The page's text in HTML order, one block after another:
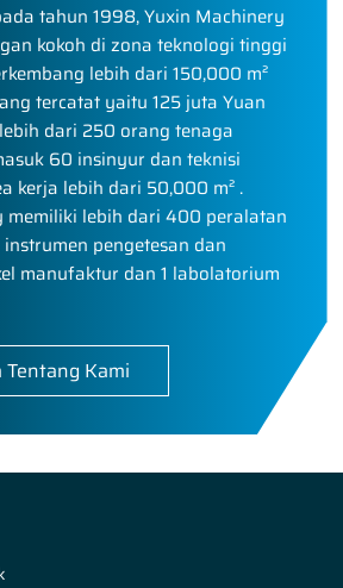
tahun 1998, Yuxin Machinery
kokoh di zona teknologi tinggi
lebih dari 150,000 m²
tercatat yaitu 125 juta Yuan
dari 250 orang tenaga
60 insinyur dan teknisi
kerja lebih dari 50,000 m² .
memiliki lebih dari 400 peralatan
pengetesan dan
manufaktur dan 1 labolatorium
Kami